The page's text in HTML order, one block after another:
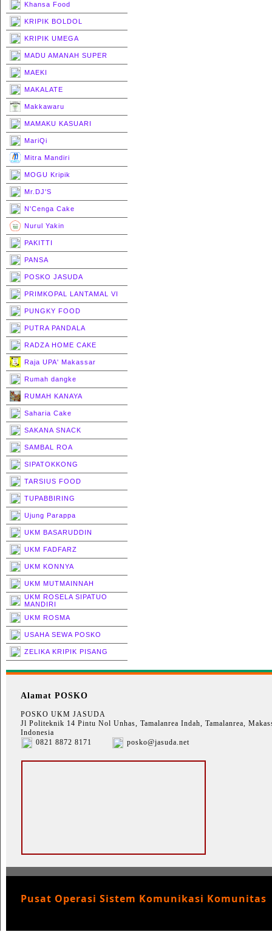
Khansa Food
KRIPIK BOLDOL
KRIPIK UMEGA
MADU AMANAH SUPER
MAEKI
MAKALATE
Makkawaru
MAMAKU KASUARI
MariQi
Mitra Mandiri
MOGU Kripik
Mr.DJ'S
N'Cenga Cake
Nurul Yakin
PAKITTI
PANSA
POSKO JASUDA
PRIMKOPAL LANTAMAL VI
PUNGKY FOOD
PUTRA PANDALA
RADZA HOME CAKE
Raja UPA' Makassar
Rumah dangke
RUMAH KANAYA
Saharia Cake
SAKANA SNACK
SAMBAL ROA
SIPATOKKONG
TARSIUS FOOD
TUPABBIRING
Ujung Parappa
UKM BASARUDDIN
UKM FADFARZ
UKM KONNYA
UKM MUTMAINNAH
UKM ROSELA SIPATUO
MANDIRI
UKM ROSMA
USAHA SEWA POSKO
ZELIKA KRIPIK PISANG
Alamat POSKO
POSKO UKM JASUDA
Jl Politeknik 14 Pintu Nol Unhas, Tamalanrea Indah, Tamalanrea,
Indonesia
0821 8872 8171
posko@jasuda.net
Pusat Operasi Sistem Komunikasi Komunitas